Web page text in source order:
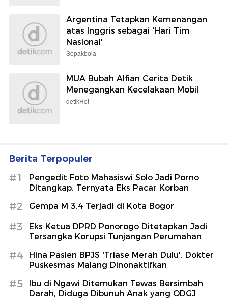
Argentina Tetapkan Kemenangan
atas Inggris sebagai 'Hari Tim
Nasional'
Sepakbola
MUA Bubah Alfian Cerita Detik
Menegangkan Kecelakaan Mobil
detikHot
Berita Terpopuler
#1
Pengedit Foto Mahasiswi Solo Jadi Porno
Ditangkap, Ternyata Eks Pacar Korban
#2 Gempa M 3,4 Terjadi di Kota Bogor
#3
Eks Ketua DPRD Ponorogo Ditetapkan Jadi
Tersangka Korupsi Tunjangan Perumahan
#4
Hina Pasien BPJS 'Triase Merah Dulu', Dokter
Puskesmas Malang Dinonaktifkan
#5
Ibu di Ngawi Ditemukan Tewas Bersimbah
Darah, Diduga Dibunuh Anak yang ODGJ